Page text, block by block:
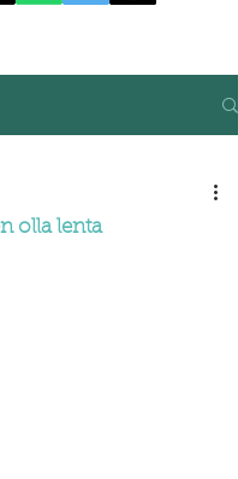
olla lenta
5 estrellas.